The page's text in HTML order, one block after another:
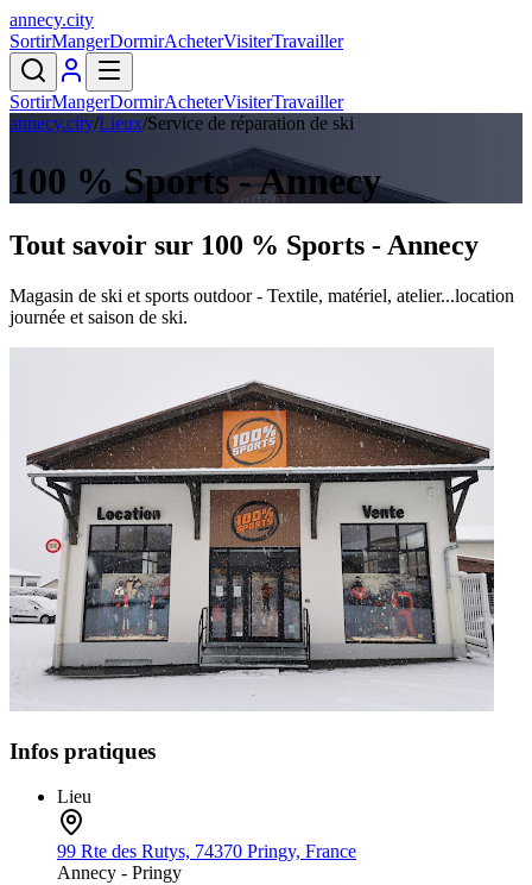
annecy.city
SortirMangerDormirAcheterVisiterTravailler
SortirMangerDormirAcheterVisiterTravailler
annecy.city/Lieux/Service de réparation de ski
100 % Sports - Annecy
Tout savoir sur 100 % Sports - Annecy
Magasin de ski et sports outdoor - Textile, matériel, atelier...location
journée et saison de ski.
Infos pratiques
Lieu
99 Rte des Rutys, 74370 Pringy, France
Annecy - Pringy